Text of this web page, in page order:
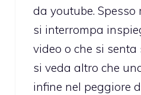
da youtube. Spesso
si interrompa
video o che si senta
si veda altro che
infine nel peggiore